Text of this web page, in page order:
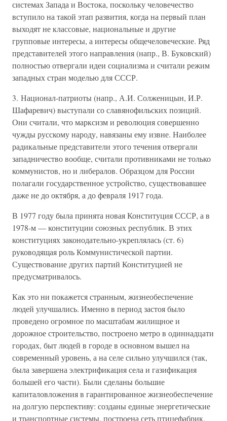
системах Запада и Востока, поскольку человечество
вступило на такой этап развития, когда на первый план
выходят не классовые, национальные и другие
групповые интересы, а интересы общечеловеческие. Ряд
представителей этого направления (напр., В. Буковский)
полностью отвергали идеи социализма и считали режим
западных стран моделью для СССР.
3. Национал-патриоты (напр., А.И. Солженицын, И.Р.
Шафаревич) выступали со славянофильских позиций.
Они считали, что марксизм и революция совершенно
чужды русскому народу, навязаны ему извне. Наиболее
радикальные представители этого течения отвергали
западничество вообще, считали противниками не только
коммунистов, но и либералов. Образцом для России
полагали государственное устройство, существовавшее
даже не до октября, а до февраля 1917 года.
В 1977 году была принята новая Конституция СССР, а в
1978-м — конституции союзных республик. В этих
конституциях законодательно-укреплялась (ст. 6)
руководящая роль Коммунистической партии.
Существование других партий Конституцией не
предусматривалось.
Как это ни покажется странным, жизнеобеспечение
людей улучшались. Именно в период застоя было
проведено огромное по масштабам жилищное и
дорожное строительство, построено метро в одиннадцати
городах, быт людей в городе в основном вышел на
современный уровень, а на селе сильно улучшился (так,
была завершена электрификация села и газификация
большей его части). Были сделаны большие
капиталовложения в гарантированное жизнеобеспечение
на долгую перспективу: созданы единые энергетические
и транспортные системы, построена сеть птицефабрик,